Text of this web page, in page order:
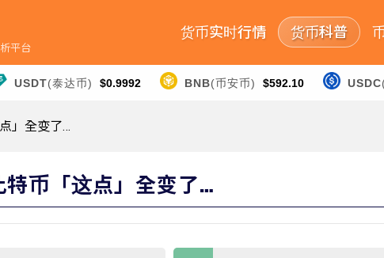
平台
货币实时行情 货币科普
USDT(泰达币) $0.9992 BNB(币安币) $592.10 USDC
」全变了…
币「这点」全变了…